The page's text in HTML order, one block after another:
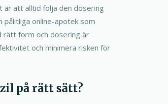
är att alltid följa den dosering
pålitliga online-apotek som
rätt form och dosering är
och minimera risken för
på rätt sätt?